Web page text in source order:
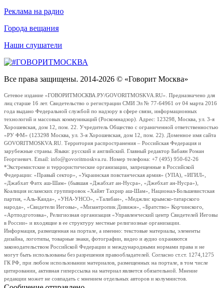
Реклама на радио
Города вещания
Наши слушатели
Все права защищены. 2014-2026 © «Говорит Москва»
Сетевое издание «ГОВОРИТМОСКВА.РУ/GOVORITMOSKVA.RU». Предназначено для
лиц старше 16 лет. Свидетельство о регистрации СМИ Эл № 77-64961 от 04 марта 2016
года выдано Федеральной службой по надзору в сфере связи, информационных
технологий и массовых коммуникаций (Роскомнадзор). Адрес: 123298, Москва, ул. 3-я
Хорошевская, дом 12, пом. 22. Учредитель Общество с ограниченной ответственностью
«РУ ФМ» (123298 Москва, ул. 3-я Хорошевская, дом 12, пом. 22). Доменное имя сайта
GOVORITMOSKVA.RU. Территория распространения – Российская Федерация и
зарубежные страны. Языки: русский и английский. Главный редактор Бабаян Роман
Георгиевич. Email: info@govoritmoskva.ru. Номер телефона: +7 (495) 950-62-26
*Экстремистские и террористические организации, запрещенные в Российской
Федерации: «Правый сектор», «Украинская повстанческая армия» (УПА), «ИГИЛ»,
«Джабхат Фатх аш-Шам» (бывшая «Джабхат ан-Нусра», «Джебхат ан-Нусра»),
Коалиция исламских группировок «Хайят Тахрир аш-Шам», Национал-Большевистская
партия, «Аль-Каида», «УНА-УНСО», «Талибан», «Меджлис крымско-татарского
народа», «Свидетели Иеговы», «Мизантропик Дивижн», «Братство» Корчинского,
«Артподготовка», Религиозная организация «Управленческий центр Свидетелей Иеговы
в России» и входящие в ее структуру местные религиозные организации.
Информация, размещенная на портале, а именно: текстовые материалы, элементы
дизайна, логотипы, товарные знаки, фотографии, видео и аудио охраняются
законодательством Российской Федерации и международными нормами права и не
могут быть использованы без разрешения правообладателей. Согласно ст.ст. 1274,1275
ГК РФ, при любом использовании материалов, размещенных на портале, в том числе
цитировании, активная гиперссылка на материал является обязательной. Мнение
редакции может не совпадать с мнением отдельных авторов и колумнистов.